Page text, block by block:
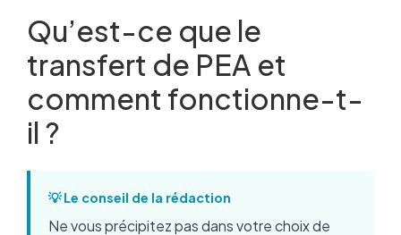
Qu’est-ce que le
transfert de PEA et
comment fonctionne-t-
il ?
💡 Le conseil de la rédaction
Ne vous précipitez pas dans votre choix de